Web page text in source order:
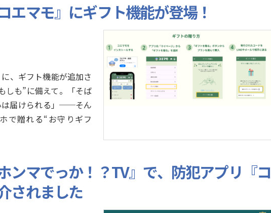
エマモ』にギフト機能が登場！
、ギフト機能が追加さ
しも”に備えて。「そば
は届けられる」──そん
で贈れる“お守りギフ
ンマでっか！？TV』で、防犯アプリ『コ
されました